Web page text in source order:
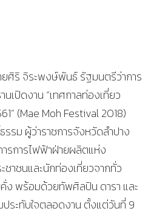
ศิริ จิระพงษ์พันธ์ รัฐมนตรีว่าการ
เปิดงาน “เทศกาลท่องเที่ยว
(Mae Moh Festival 2018)
รม ผู้ว่าราชการจังหวัดลำปาง
รการไฟฟ้าฝ่ายผลิตแห่ง
ชาชนและนักท่องเที่ยวจากทั่ว
คั่ง พร้อมด้วยทัพศิลปิน ดารา และ
ระทับใจตลอดงาน ตั้งแต่วันที่ 9